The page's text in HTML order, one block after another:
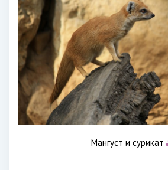
Мангуст и сурикат